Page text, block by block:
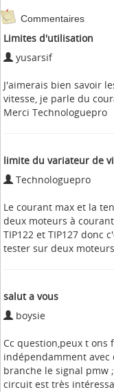
Commentaires
Limites d'utilisation
yusarsif
J'aimerais bien savoir
vitesse, je parle du
Merci Technologuepro
limite du variateur de
Technologuepro
Le courant max et la
deux moteurs à
TIP122 et TIP127 donc
tester sur deux
salut a vous
boysie
Cc question,peux t
indépendamment avec
branche le signal pmw
circuit est très